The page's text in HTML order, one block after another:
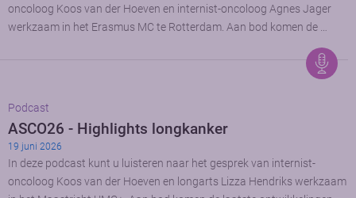
oncoloog Koos van der Hoeven en internist-oncoloog Agnes Jager
werkzaam in het Erasmus MC te Rotterdam. Aan bod komen de …
Podcast
ASCO26 - Highlights longkanker
19 juni 2026
In deze podcast kunt u luisteren naar het gesprek van internist-
oncoloog Koos van der Hoeven en longarts Lizza Hendriks werkzaam